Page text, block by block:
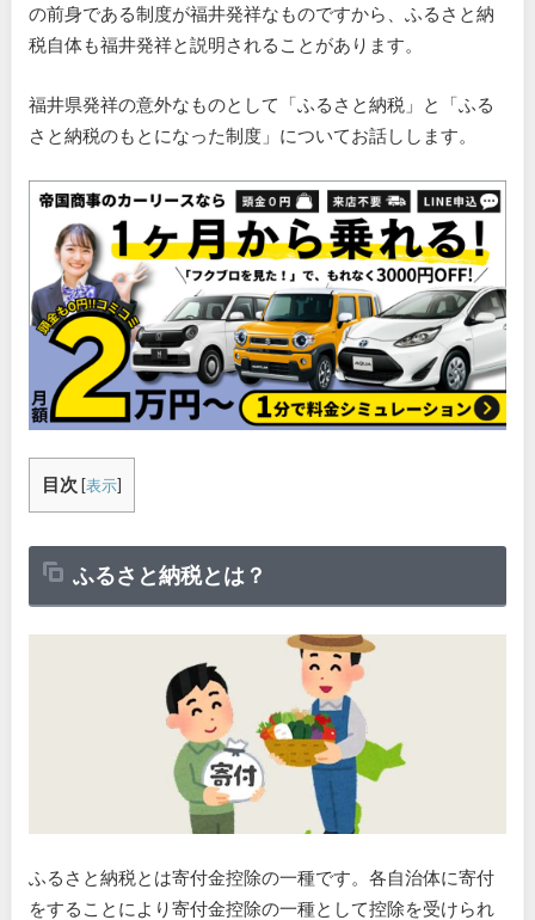
の前身である制度が福井発祥なものですから、ふるさと納
税自体も福井発祥と説明されることがあります。
福井県発祥の意外なものとして「ふるさと納税」と「ふる
さと納税のもとになった制度」についてお話しします。
目次 [表示]
ふるさと納税とは？
ふるさと納税とは寄付金控除の一種です。各自治体に寄付
をすることにより寄付金控除の一種として控除を受けられ